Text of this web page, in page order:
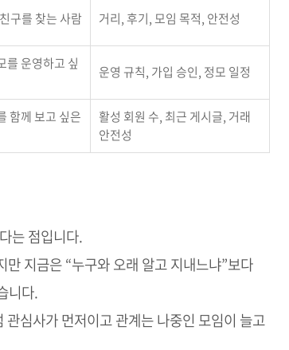
구를 찾는 사람 거리, 후기, 모임 목적, 안전성
를 운영하고 싶
운영 규칙, 가입 승인, 정모 일정
함께 보고 싶은
활성 회원 수, 최근 게시글, 거래
안전성
는 점입니다.
지금은 “누구와 오래 알고 지내느냐”보다
니다.
심사가 먼저이고 관계는 나중인 모임이 늘고